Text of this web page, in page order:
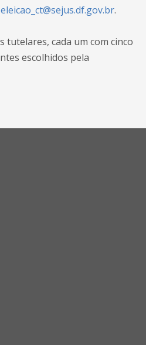
eleicao_ct@sejus.df.gov.br.
tutelares, cada um com cinco
escolhidos pela